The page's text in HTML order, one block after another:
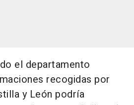
el departamento
recogidas por
y León podría